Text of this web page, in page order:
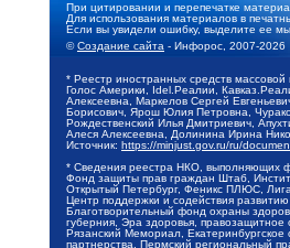
При цитировании и перепечатке
Для использования материалов в
Если вы увидели ошибку, выделите ее
©Создание сайта - Инфорос, 2007-2026
* Реестр иностранных средств
Голос Америки, Idel.Реалии,
Алексеевна, Маркелов Сергей
Борисович, Ярош Юлия Петровна,
Рождественский Илья Дмитриевич,
Алеся Алексеевна, Долинина Ирина
Источник: https://minjust.gov.ru/ru/
* Сведения реестра НКО, выполняющих
Фонд защиты прав граждан Штаб,
Открытый Петербург, Феникс ПЛЮС,
Центр поддержки и содействия
Благотворительный фонд охраны
губерния, Эра здоровья,
Рязанский Мемориал,
партнерства, Пермский региональный